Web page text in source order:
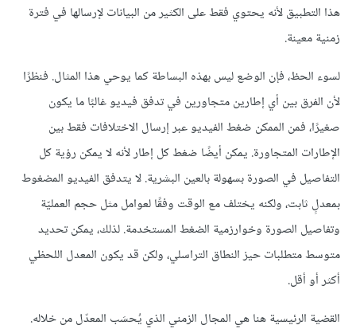
هذا التطبيق لأنه يحتوي فقط على الكثير من البيانات لإرسالها في فترة
زمنية معينة.
لسوء الحظ، فإن الوضع ليس بهذه البساطة كما يوحي هذا المثال. فنظرًا
لأن الفرق بين أي إطارين متجاورين في تدفق فيديو غالبًا ما يكون
صغيرًا، فمن الممكن ضغط الفيديو عبر إرسال الاختلافات فقط بين
الإطارات المتجاورة. يمكن أيضًا ضغط كل إطار لأنه لا يمكن رؤية كل
التفاصيل في الصورة بسهولة بالعين البشرية. لا يتدفق الفيديو المضغوط
بمعدلٍ ثابت، ولكنه يختلف مع الوقت وفقًا لعوامل مثل حجم العمليّة
وتفاصيل الصورة وخوارزمية الضغط المستخدمة. لذلك، يمكن تحديد
متوسط متطلبات حيز النطاق التراسلي، ولكن قد يكون المعدل اللحظي
أكثر أو أقل.
القضية الرئيسية هنا هي المجال الزمني الذي يُحسَب المعدّل من خلاله.